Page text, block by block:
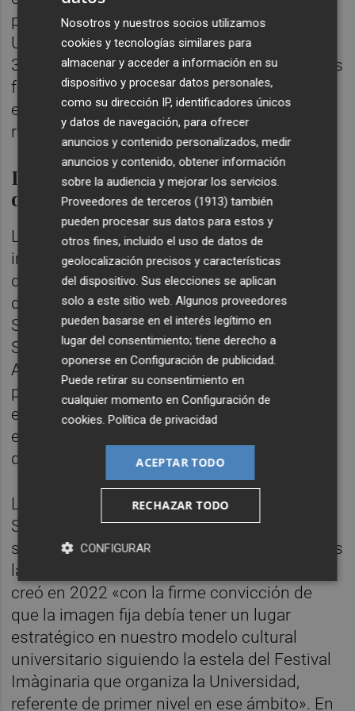
publicación del libro Fons artístic de la
Universitat Jaume I, editado con motivo del
35.º aniversario de la institución y así, ambos
formatos —impreso y digital— conviven con
el objetivo de difundir y poner en valor la
riqueza artística universitaria.
Información técnica, autoría y
documentación visual
La web ofrece fichas de cada obra con
información técnica, autoría y
documentación visual de alta calidad, fruto
del trabajo del Servicio de Actividades
Socioculturales (SASC), con el apoyo del
Servicio de Comunicación y Publicaciones.
Además, facilita la localización física de las
piezas distribuidas por facultades, jardines y
edificios del campus, fomentando una
experiencia híbrida que combina el recorrido
digital con la visita presencial.
La vicerrectora de Cultura, Lenguas y
Sociedad,
Carmén Lázaro, destaca una
singularidad que recoge este portal, como es
la colección de fotografía de la UJI, que se
creó en 2022 «con la firme convicción de
que la imagen fija debía tener un lugar
estratégico en nuestro modelo cultural
universitario siguiendo la estela del Festival
Imàginaria que organiza la Universidad,
referente de primer nivel en ese ámbito». En
Nosotros y nuestros socios utilizamos
cookies y tecnologías similares para
almacenar y acceder a información en su
dispositivo y procesar datos personales,
como su dirección IP, identificadores únicos
y datos de navegación, para ofrecer
anuncios y contenido personalizados, medir
anuncios y contenido, obtener información
sobre la audiencia y mejorar los servicios.
Proveedores de terceros (1913) también
pueden procesar sus datos para estos y
otros fines, incluido el uso de datos de
geolocalización precisos y características
del dispositivo. Sus elecciones se aplican
solo a este sitio web. Algunos proveedores
pueden basarse en el interés legítimo en
lugar del consentimiento; tiene derecho a
oponerse enConfiguración de publicidad.
Puede retirar su consentimiento en
cualquier momento enConfiguración de
cookies.Política de privacidad
ACEPTAR TODO
RECHAZAR TODO
CONFIGURAR